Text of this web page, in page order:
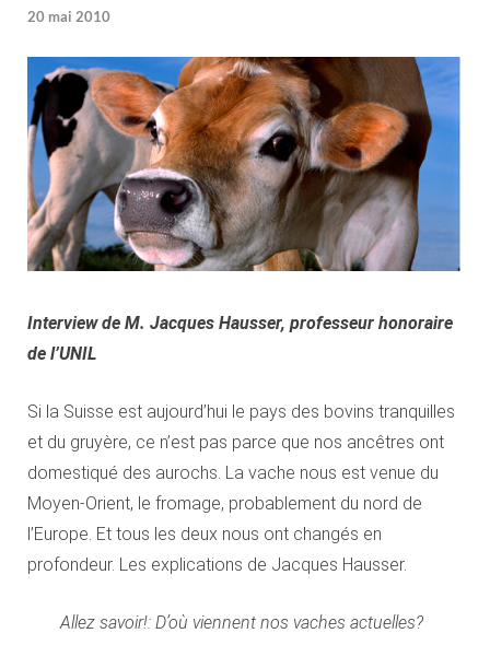
20 mai 2010
Interview de M. Jacques Hausser, professeur honoraire
de l’UNIL
Si la Suisse est aujourd’hui le pays des bovins tranquilles
et du gruyère, ce n’est pas parce que nos ancêtres ont
domestiqué des aurochs. La vache nous est venue du
Moyen-Orient, le fromage, probablement du nord de
l’Europe. Et tous les deux nous ont changés en
profondeur. Les explications de Jacques Hausser.
Allez savoir!: D’où viennent nos vaches actuelles?